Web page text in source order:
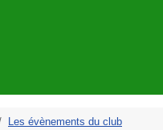
Les évènements du club